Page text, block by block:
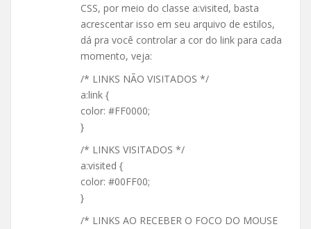
CSS, por meio do classe a:visited, basta
acrescentar isso em seu arquivo de estilos,
dá pra você controlar a cor do link para cada
momento, veja:
/* LINKS NÃO VISITADOS */
a:link {
color: #FF0000;
}
/* LINKS VISITADOS */
a:visited {
color: #00FF00;
}
/* LINKS AO RECEBER O FOCO DO MOUSE